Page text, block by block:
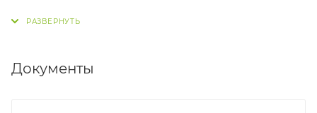
общим усилием 650N (230Vac) и 750N (24Vdc) -
Документы